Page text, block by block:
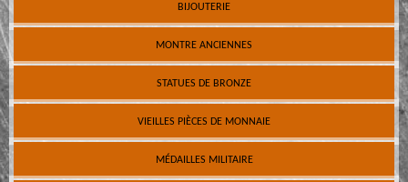
BIJOUTERIE
MONTRE ANCIENNES
STATUES DE BRONZE
VIEILLES PIÈCES DE MONNAIE
MÉDAILLES MILITAIRE